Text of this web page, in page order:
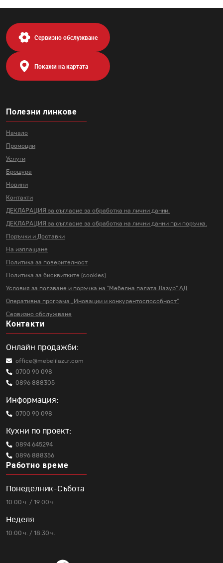
Полезни линкове
Начало
Промоции
Услуги
Брошура
Новини
Контакти
ДЕКЛАРАЦИЯ за съгласие за обработка на лични данни.
ДЕКЛАРАЦИЯ за съгласие за обработка на лични данни при поръчка.
Поръчки и Доставки
На изплащане
Политика за поверителност
Политика за бисквитките (cookies)
Условия за ползване и поръчка на "Мебелна палата Лазур" АД
Оперативна програма „Иновации и конкурентоспособност“
Сервизно обслужване
Контакти
Онлайн продажби:
office@mebelilazur.com
0700 90 098
0896 888305
Информация:
0700 90 098
Кухни по проект:
0894 645294
0896 888356
Работно време
Понеделник-Събота
10:00 ч. / 19:00 ч.
Неделя
10:00 ч. / 18:30 ч.
Сервизно обслужване
Покажи на картата